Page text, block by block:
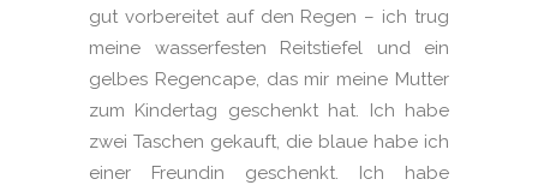
gut vorbereitet auf den Regen – ich trug
meine wasserfesten Reitstiefel und ein
gelbes Regencape, das mir meine Mutter
zum Kindertag geschenkt hat. Ich habe
zwei Taschen gekauft, die blaue habe ich
einer Freundin geschenkt. Ich habe